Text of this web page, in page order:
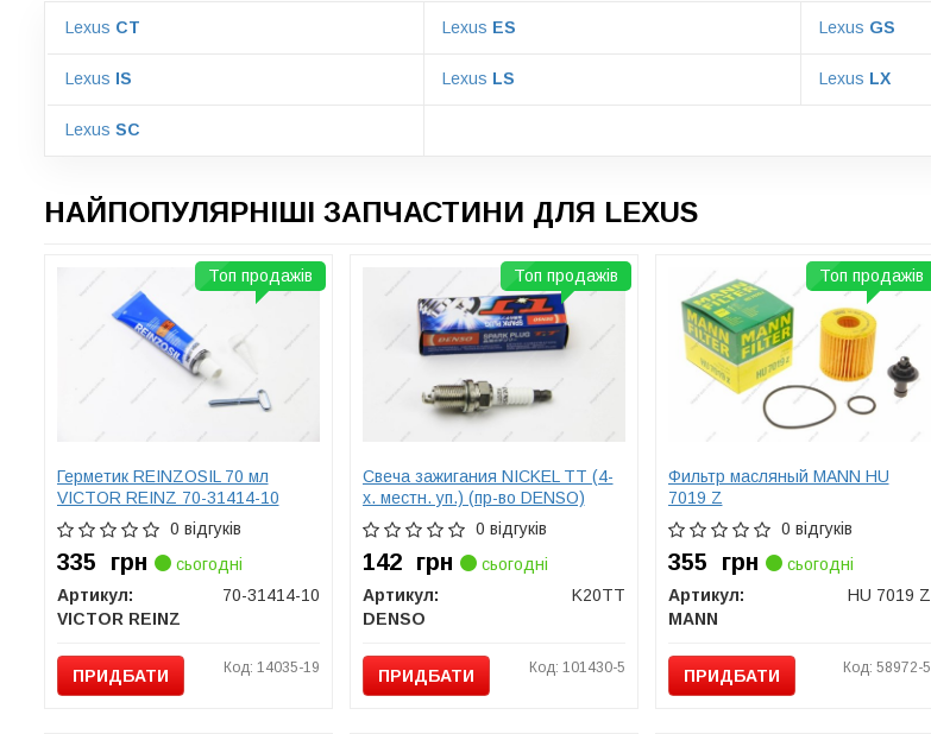
Lexus CT Lexus ES Lexus GS
Lexus IS Lexus LS Lexus LX
Lexus SC
НАЙПОПУЛЯРНІШІ ЗАПЧАСТИНИ ДЛЯ LEXUS
Герметик REINZOSIL 70 мл
VICTOR REINZ 70-31414-10
0 відгуків
335 грн
сьогодні
Артикул:
70-31414-10
VICTOR REINZ
ПРИДБАТИ Код: 14035-19
Топ продажів
Свеча зажигания NICKEL TT (4-
х. местн. уп.) (пр-во DENSO)
0 відгуків
142 грн
сьогодні
Артикул:
K20TT
DENSO
ПРИДБАТИ Код: 101430-5
Топ продажів
Фильтр масляный MANN HU
7019 Z
0 відгуків
355 грн
сьогодні
Артикул:
HU 7019 Z
MANN
ПРИДБАТИ Код: 58972-5
Топ продажів